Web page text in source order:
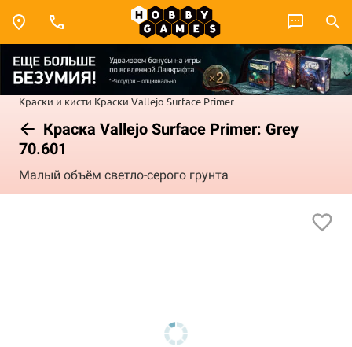
Краски и кисти Краски Vallejo Surface Primer
Краска Vallejo Surface Primer: Grey
70.601
Малый объём светло-серого грунта